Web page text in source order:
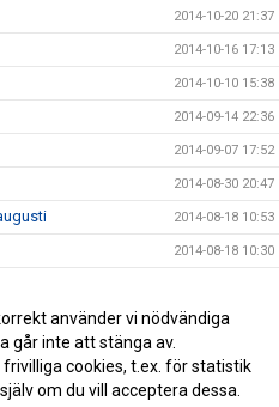
2014-10-20 21:37
2014-10-16 17:13
2014-10-10 15:38
2014-09-14 22:36
2014-09-07 17:52
2014-08-30 20:47
2014-08-18 10:53
2014-08-18 10:30
2014-06-07 19:27
2014-05-28 09:16
använder vi nödvändiga
går inte att stänga av.
cookies, t.ex. för statistik
om du vill acceptera dessa.